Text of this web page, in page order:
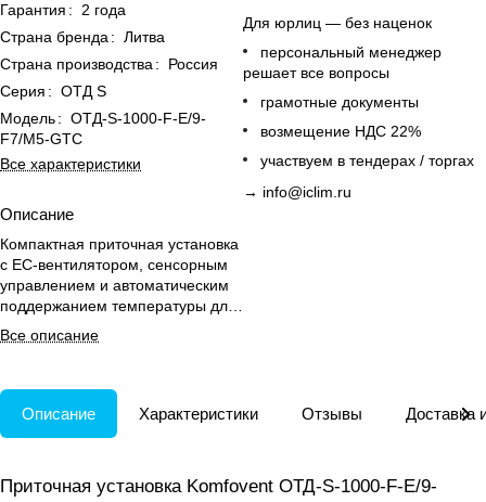
Гарантия :
2 года
Страна бренда : Литва
Страна производства :
Россия
Серия : ОТД S
Модель: ОТД-S-1000-F-E/9-
F7/M5-GTC
Все характеристики
Описание
Компактная приточная установка
с EC-вентилятором, сенсорным
управлением и автоматическим
поддержанием температуры для
энергоэкономичной вентиляции
помещений.
Все описание
Для юрлиц — без наценок
персональный менеджер
решает все вопросы
грамотные документы
возмещение НДС 22%
участвуем в тендерах / торгах
→ info@iclim.ru
Описание Характеристики Отзывы Доставка
Приточная установка Komfovent ОТД-S-1000-F-E/9-